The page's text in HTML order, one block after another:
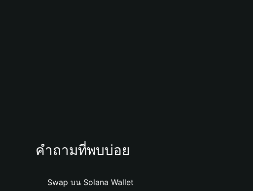
คำถามที่พบบ่อย
Swap บน Solana Wallet